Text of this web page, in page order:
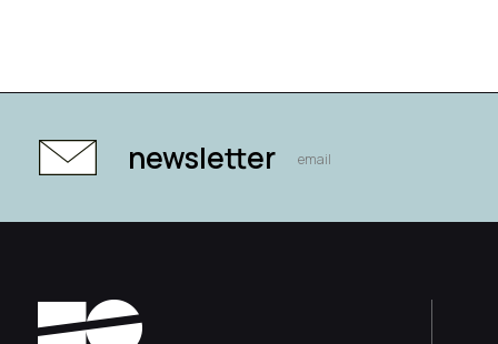
newsletter